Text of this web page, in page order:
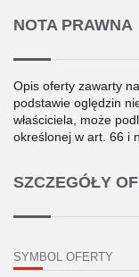
NOTA PRAWNA
Opis oferty zawarty
podstawie oględzin
właściciela, może
określonej w art. 66 i
SZCZEGÓŁY
SYMBOL OFERTY